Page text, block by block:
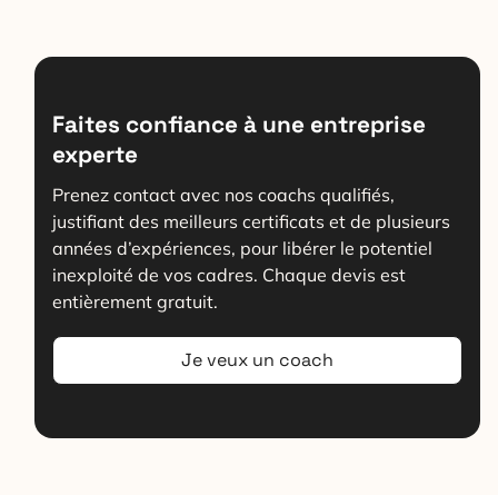
Faites confiance à une entreprise
experte
Prenez contact avec nos coachs qualifiés,
justifiant des meilleurs certificats et de plusieurs
années d’expériences, pour libérer le potentiel
inexploité de vos cadres. Chaque devis est
entièrement gratuit.
Je veux un coach